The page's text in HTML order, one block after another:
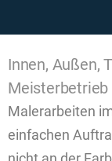
Innen, Außen,
Meisterbetrieb
Malerarbeiten
einfachen